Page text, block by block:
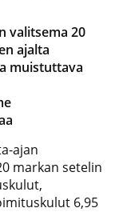
valitsema 20
ajalta
muistuttava
ajan
markan setelin
6,95